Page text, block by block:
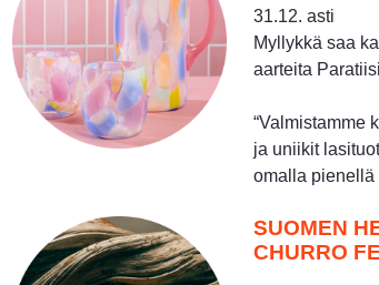
31.12. asti
Myllykkä saa
aarteita
​​​​​​​“Valmistamme
ja uniikit
omalla pienellä
SUOMEN
CHURRO